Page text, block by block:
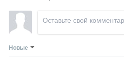
Новые